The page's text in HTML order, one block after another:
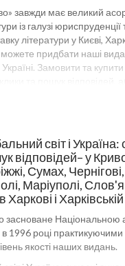
завжди має великий
із галузі
літератури у Києві,
можете придбати наші
Замовити та купити
ціни на товари
компактно
дисципліни Глобальний
відповідей. Посібник
учням ліцеїв, а також
адміністративним
або іншим правовими
великий вибір книг з
закладів
темою
світ і Україна:
відповідей– у
Сумах,
Маріуполі,
і
засноване Національною
1996 році
якості наших видань.